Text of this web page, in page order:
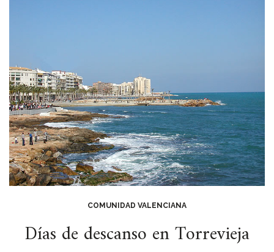
COMUNIDAD VALENCIANA
Días de descanso en Torrevieja